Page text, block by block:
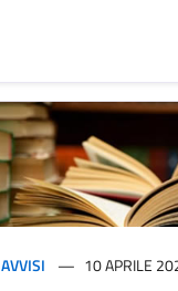
AVVISI 10 APRILE